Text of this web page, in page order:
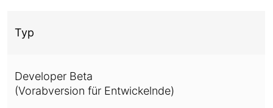
Typ
Developer Beta
(Vorabversion für Entwickelnde)